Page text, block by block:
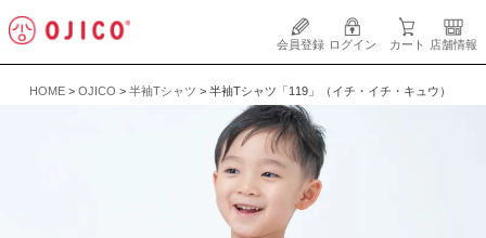
会員登録 ログイン カート 店舗情報
HOME OJICO 半袖Tシャツ 半袖Tシャツ「119」（イチ・イチ・キュウ）